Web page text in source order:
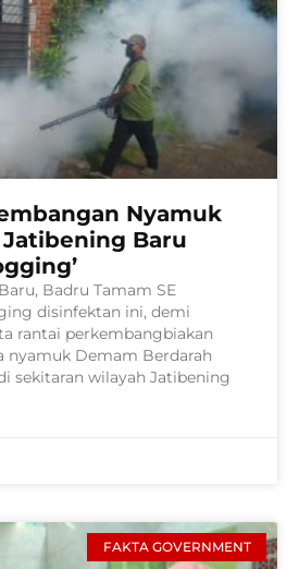
Nyamuk
Jatibening Baru
Badru Tamam SE
disinfektan ini, demi
rantai perkembangbiakan
nyamuk Demam Berdarah
sekitaran wilayah Jatibening
FAKTA GOVERNMENT